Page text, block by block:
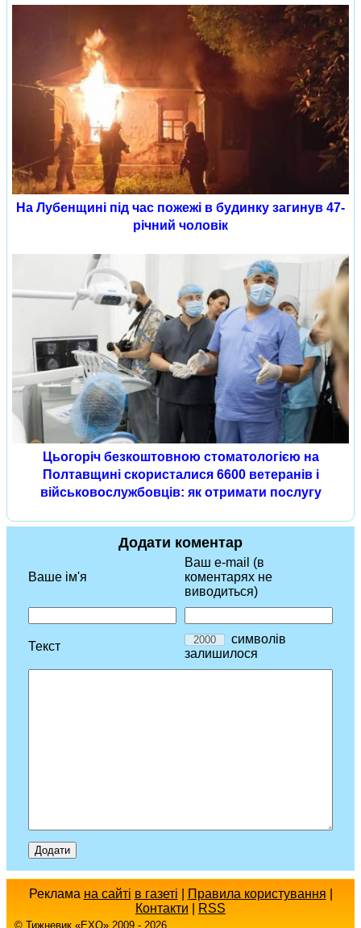
На Лубенщині під час пожежі в будинку загинув 47-
річний чоловік
Цьогоріч безкоштовною стоматологією на
Полтавщині скористалися 6600 ветеранів і
військовослужбовців: як отримати послугу
Додати коментар
Ваше ім'я
Ваш e-mail (в
коментарях не
виводиться)
Текст
символів
залишилося
Реклама на сайті в газеті Правила користування
Контакти
RSS
© Тижневик «EХO» 2009 - 2026